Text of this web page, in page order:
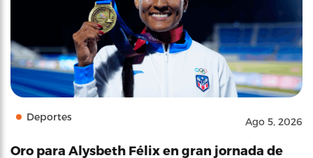
Deportes Ago 5, 2026
Oro para Alysbeth Félix en gran jornada de